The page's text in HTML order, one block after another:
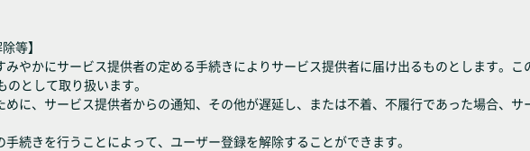
等】
やかにサービス提供者の定める手続きによりサービス提供者に届け出るものとします。こ
として取り扱います。
に、サービス提供者からの通知、その他が遅延し、または不着、不履行であった場合、サ
続きを行うことによって、ユーザー登録を解除することができます。